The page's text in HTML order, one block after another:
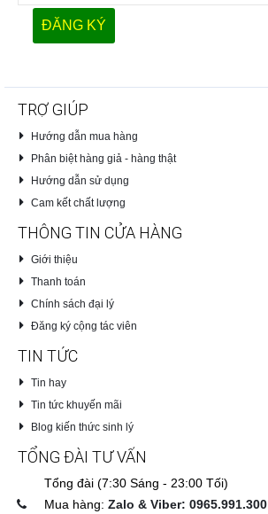
TRỢ GIÚP
Hướng dẫn mua hàng
Phân biệt hàng giả - hàng thật
Hướng dẫn sử dụng
Cam kết chất lượng
THÔNG TIN CỬA HÀNG
Giới thiệu
Thanh toán
Chính sách đại lý
Đăng ký cộng tác viên
TIN TỨC
Tin hay
Tin tức khuyến mãi
Blog kiến thức sinh lý
TỔNG ĐÀI TƯ VẤN
Tổng đài (7:30 Sáng - 23:00 Tối)
Mua hàng: Zalo & Viber: 0965.991.300